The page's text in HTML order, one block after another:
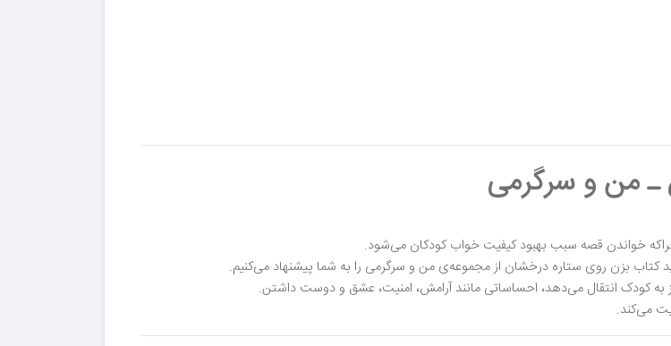
ـ من و سرگرمی
چراکه خواندن قصه سبب بهبود کیفیت خواب کودکان می‌شود.
کتاب بزن روی ستاره درخشان از مجموعه‌ی من و سرگرمی را به شما پیشنهاد می‌کنیم.
به کودک انتقال می‌دهد، احساساتی مانند آرامش، امنیت، عشق و دوست داشتن.
می‌کند.